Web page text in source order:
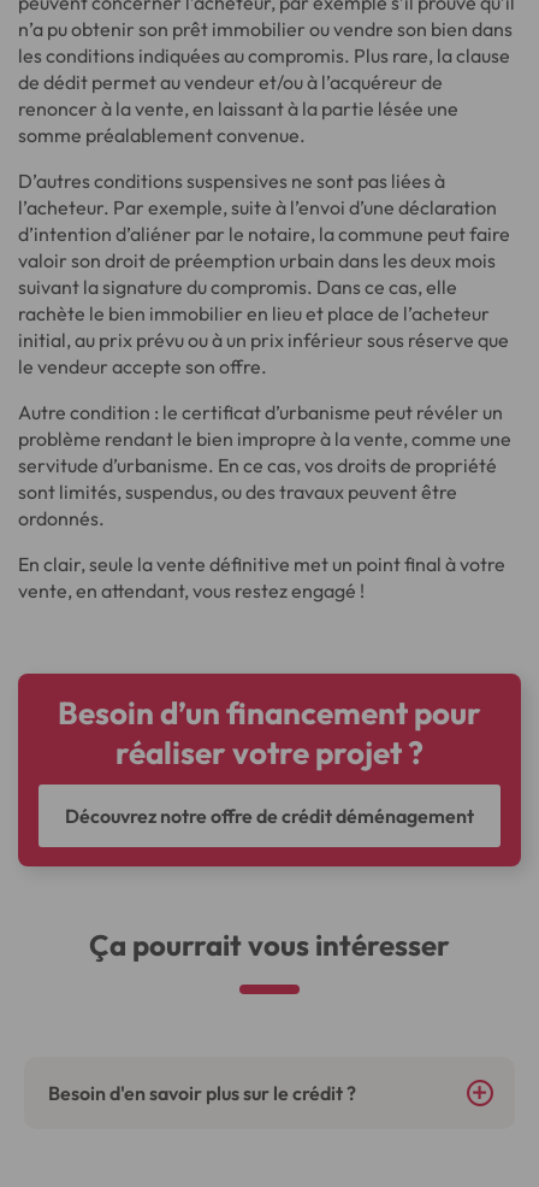
n’a pu obtenir son prêt immobilier ou vendre son bien dans
les conditions indiquées au compromis. Plus rare, la clause
de dédit permet au vendeur et/ou à l’acquéreur de
renoncer à la vente, en laissant à la partie lésée une
somme préalablement convenue.
D’autres conditions suspensives ne sont pas liées à
l’acheteur. Par exemple, suite à l’envoi d’une déclaration
d’intention d’aliéner par le notaire, la commune peut faire
valoir son droit de préemption urbain dans les deux mois
suivant la signature du compromis. Dans ce cas, elle
rachète le bien immobilier en lieu et place de l’acheteur
initial, au prix prévu ou à un prix inférieur sous réserve que
le vendeur accepte son offre.
Autre condition : le certificat d’urbanisme peut révéler un
problème rendant le bien impropre à la vente, comme une
servitude d’urbanisme. En ce cas, vos droits de propriété
sont limités, suspendus, ou des travaux peuvent être
ordonnés.
En clair, seule la vente définitive met un point final à votre
vente, en attendant, vous restez engagé !
Besoin d’un financement pour
réaliser votre projet ?
Découvrez notre offre de crédit déménagement
Ça pourrait vous intéresser
Besoin d'en savoir plus sur le crédit ?